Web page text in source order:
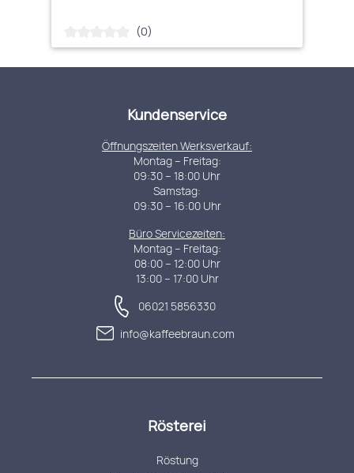
Durchschnittliche Bewertung von 0 von 5 Sternen
(0)
Kundenservice
Öffnungszeiten Werksverkauf:
Montag – Freitag:
09:30 – 18:00 Uhr
Samstag:
09:30 – 16:00 Uhr
Büro Servicezeiten:
Montag – Freitag:
08:00 – 12:00 Uhr
13:00 – 17:00 Uhr
06021 5856330
info@kaffeebraun.com
Rösterei
Röstung